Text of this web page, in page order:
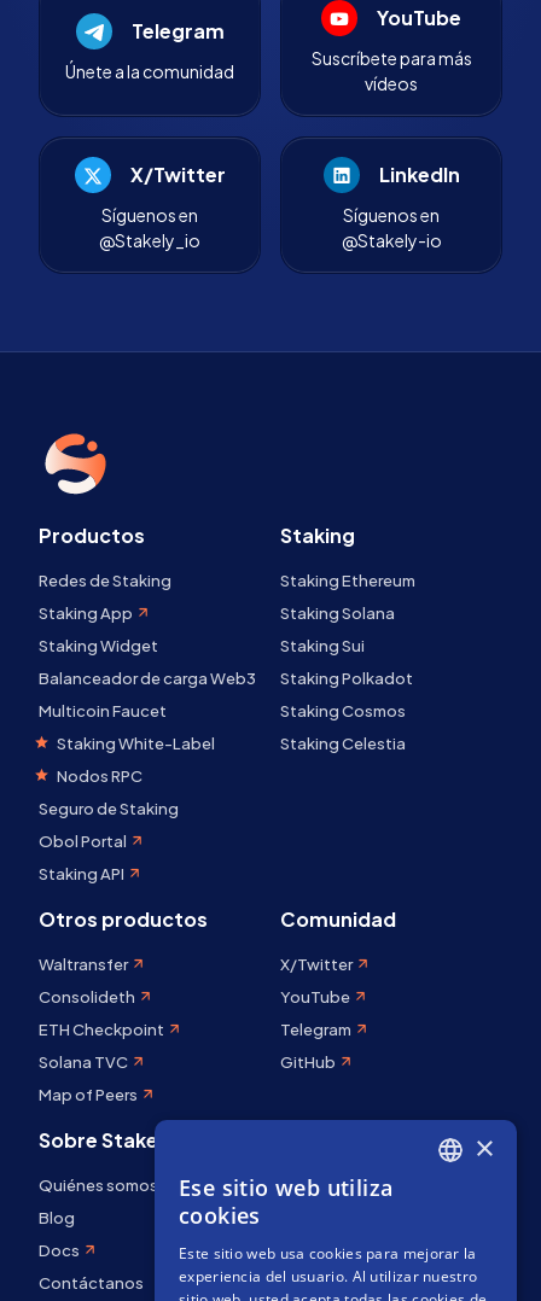
Telegram
Únete a la comunidad
YouTube
Suscríbete para más
vídeos
X/Twitter
Síguenos en
@Stakely_io
LinkedIn
Síguenos en
@Stakely-io
Productos
Redes de Staking
Staking App
Staking Widget
Balanceador de carga Web3
Multicoin Faucet
Staking White-Label
Nodos RPC
Seguro de Staking
Obol Portal
Staking API
Staking
Staking Ethereum
Staking Solana
Staking Sui
Staking Polkadot
Staking Cosmos
Staking Celestia
Otros productos
Waltransfer
Consolideth
ETH Checkpoint
Solana TVC
Map of Peers
Comunidad
X/Twitter
YouTube
Telegram
GitHub
Sobre Stakely
Quiénes somos
Blog
Docs
Contáctanos
FRENCH
×
Ese sitio web utiliza
cookies
Este sitio web usa cookies para mejorar la
experiencia del usuario. Al utilizar nuestro